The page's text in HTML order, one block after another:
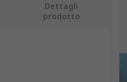
Dettagli
prodotto